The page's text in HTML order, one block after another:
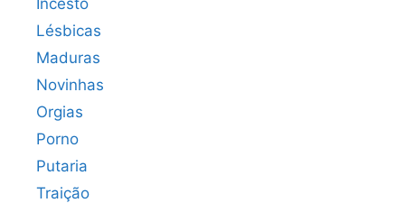
Incesto
Lésbicas
Maduras
Novinhas
Orgias
Porno
Putaria
Traição